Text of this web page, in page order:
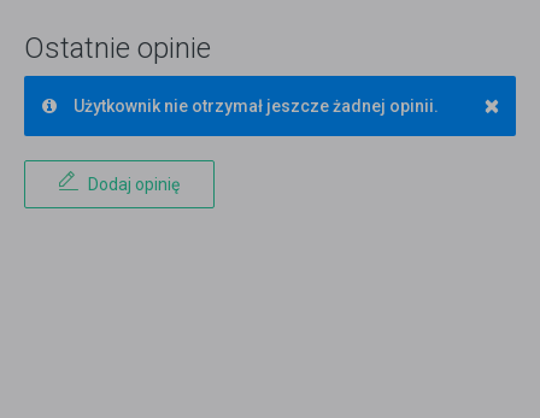
Ostatnie opinie
×
Użytkownik nie otrzymał jeszcze żadnej opinii.
Dodaj opinię